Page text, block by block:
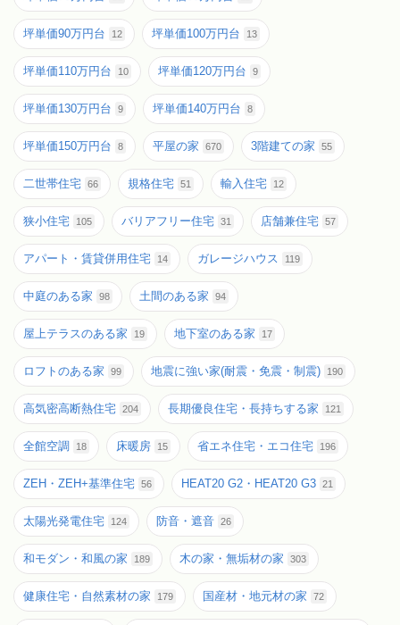
坪単価90万円台 12 坪単価100万円台 13
坪単価110万円台 10 坪単価120万円台 9
坪単価130万円台 9 坪単価140万円台 8
坪単価150万円台 8 平屋の家 670 3階建ての家 55
二世帯住宅 66 規格住宅 51 輸入住宅 12
狭小住宅 105 バリアフリー住宅 31 店舗兼住宅 57
アパート・賃貸併用住宅 14 ガレージハウス 119
中庭のある家 98 土間のある家 94
屋上テラスのある家 19 地下室のある家 17
ロフトのある家 99 地震に強い家(耐震・免震・制震) 190
高気密高断熱住宅 204 長期優良住宅・長持ちする家 121
全館空調 18 床暖房 15 省エネ住宅・エコ住宅 196
ZEH・ZEH+基準住宅 56 HEAT20 G2・HEAT20 G3 21
太陽光発電住宅 124 防音・遮音 26
和モダン・和風の家 189 木の家・無垢材の家 303
健康住宅・自然素材の家 179 国産材・地元材の家 72